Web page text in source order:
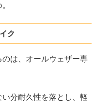
ク
は、オールウェザー専
分耐久性を落とし、軽